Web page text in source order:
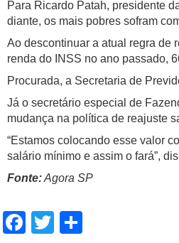
Para Ricardo Patah, presidente
diante, os mais pobres sofram
Ao descontinuar a atual regra de
renda do INSS no ano passado,
Procurada, a Secretaria de
Já o secretário especial de
mudança na política de reajuste
“Estamos colocando esse valor
salário mínimo e assim o fará”,
Fonte:Agora SP
Facebook
Twitter